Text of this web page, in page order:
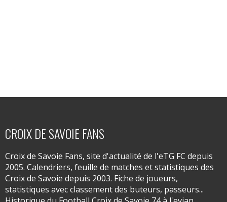
CROIX DE SAVOIE FANS
Croix de Savoie Fans, site d'actualité de l'eTG FC depuis
2005. Calendriers, feuille de matches et statistiques des
Croix de Savoie depuis 2003. Fiche de joueurs,
statistiques avec classement des buteurs, passeurs...